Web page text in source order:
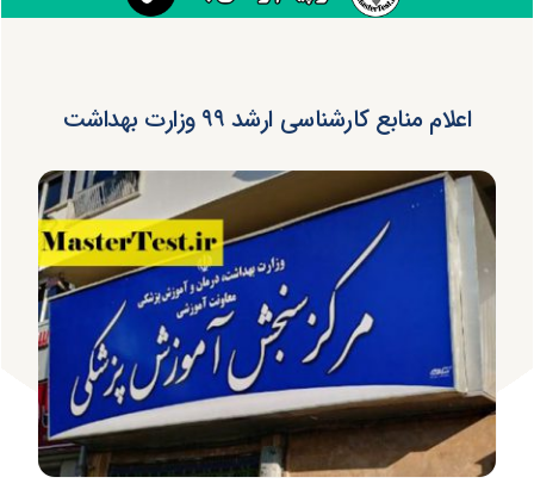
اعلام منابع کارشناسی ارشد ۹۹ وزارت بهداشت